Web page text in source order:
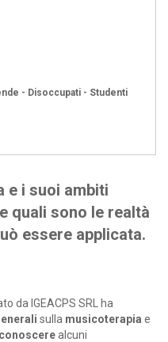
- Disoccupati - Studenti
e i suoi ambiti
quali sono le realtà
essere applicata.
da IGEACPS SRL ha
sulla musicoterapia e
alcuni